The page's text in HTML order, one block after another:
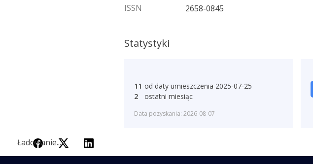
Ładowanie...
Ładowanie...
ISSN
2658-0845
Statystyki
11 od daty umieszczenia 2025-07-25
2
ostatni miesiąc
Data pozyskania: 2026-08-07